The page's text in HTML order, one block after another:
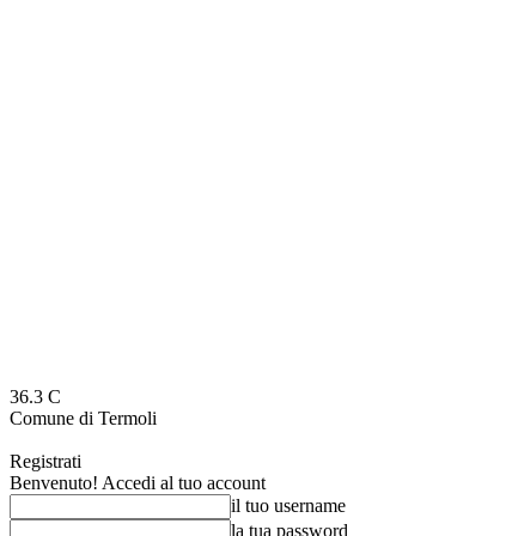
36.3 C
Comune di Termoli
Registrati
Benvenuto! Accedi al tuo account
il tuo username
la tua password